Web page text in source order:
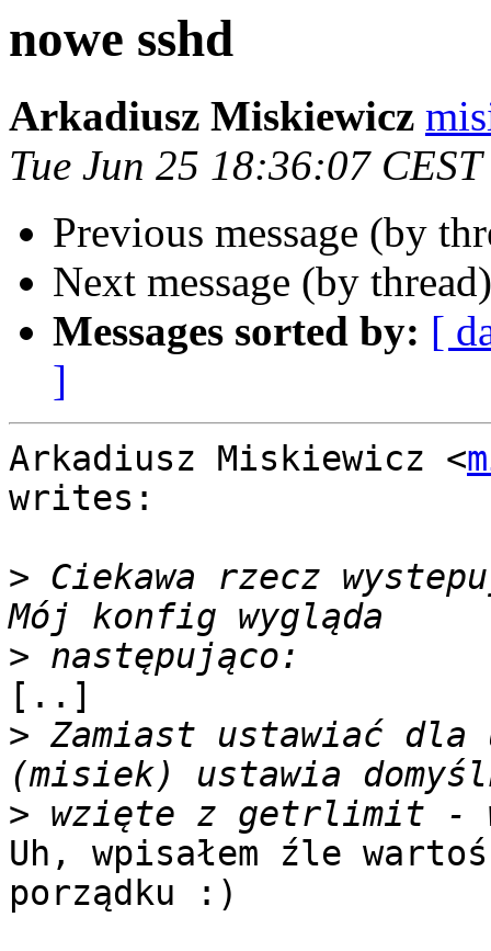
nowe sshd
Arkadiusz Miskiewicz
Tue Jun 25 18:36:07
Previous message (by
Next message (by
Messages sorted by: [
]
Arkadiusz Miskiewicz <
writes:
> Ciekawa rzecz
>
[..]
> Zamiast ustawiać
>
Uh, wpisałem źle
porządku :)